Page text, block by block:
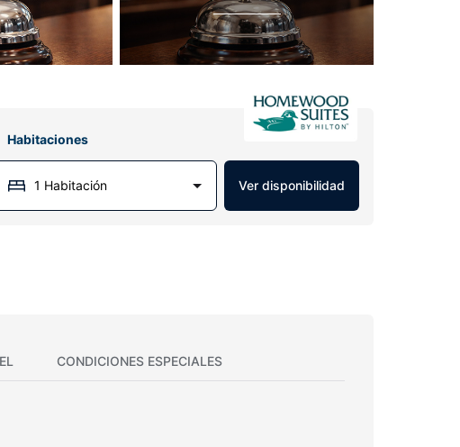
Habitaciones
1 Habitación Ver disponibilidad
CONDICIONES ESPECIALES